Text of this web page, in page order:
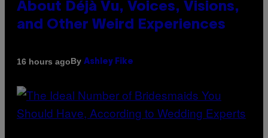
About Déjà Vu, Voices, Visions,
and Other Weird Experiences
16 hours agoBy Ashley Fike